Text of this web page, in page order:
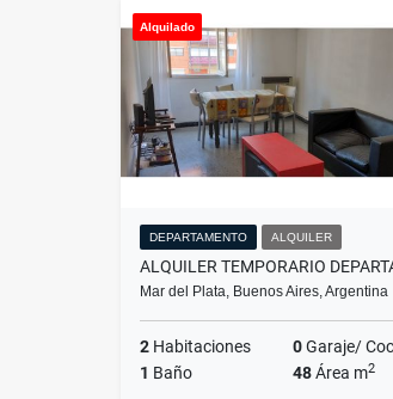
$600.000
Alquilado
DEPARTAMENTO ALQUILER
Mar del Plata, Buenos Aires, Argentina
2 Habitaciones 0Garaje/
1 Baño 48Área m2